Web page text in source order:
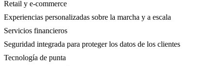
Retail y e-commerce
Experiencias personalizadas sobre la marcha y a escala
Servicios financieros
Seguridad integrada para proteger los datos de los clientes
Tecnología de punta